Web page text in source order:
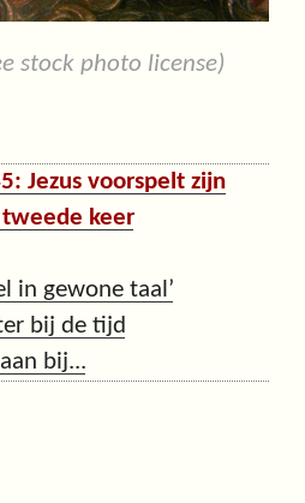
stock photo license)
Jezus voorspelt zijn
keer
in gewone taal’
bij de tijd
bij...